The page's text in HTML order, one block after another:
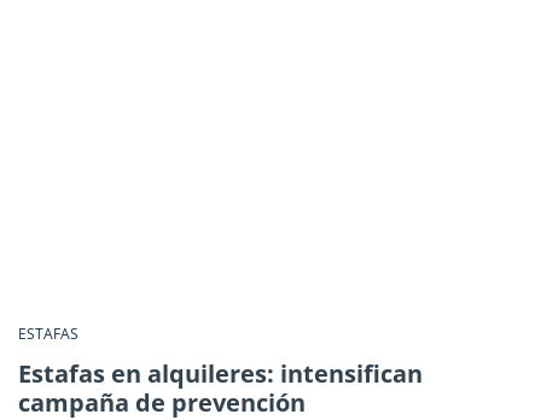
ESTAFAS
Estafas en alquileres: intensifican
campaña de prevención